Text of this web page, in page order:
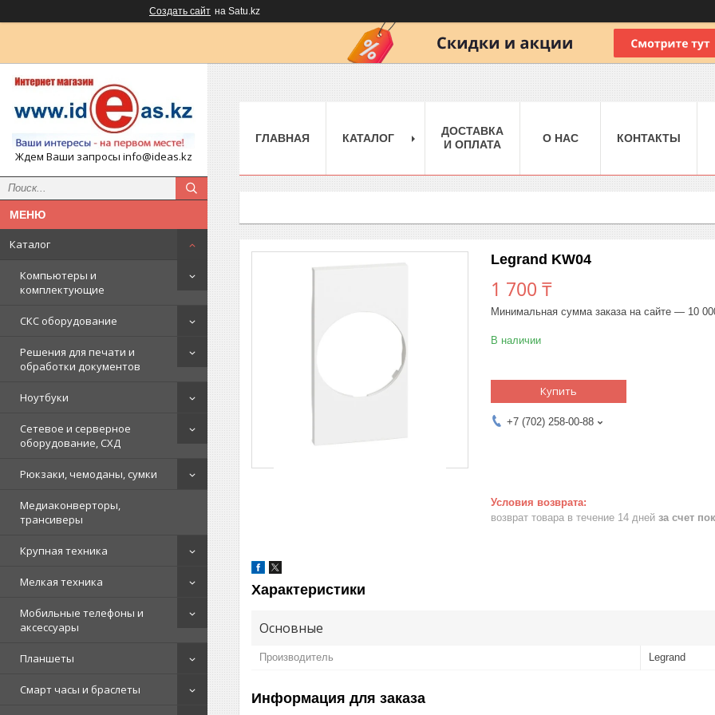
Создать сайт на Satu.kz
Ждем Ваши запросы info@ideas.kz
Каталог
Компьютеры и
комплектующие
СКС оборудование
Решения для печати и
обработки документов
Ноутбуки
Сетевое и серверное
оборудование, СХД
Рюкзаки, чемоданы, сумки
Медиаконверторы,
трансиверы
Крупная техника
Мелкая техника
Мобильные телефоны и
аксессуары
Планшеты
Смарт часы и браслеты
ГЛАВНАЯ КАТАЛОГ
ДОСТАВКА
И ОПЛАТА
О НАС КОНТАКТЫ
Legrand KW04
1 700 ₸
Минимальная сумма заказа на сайте — 10
В наличии
Купить
+7 (702) 258-00-88
возврат товара в течение 14 дней за счет
Характеристики
Основные
Производитель Legrand
Информация для заказа